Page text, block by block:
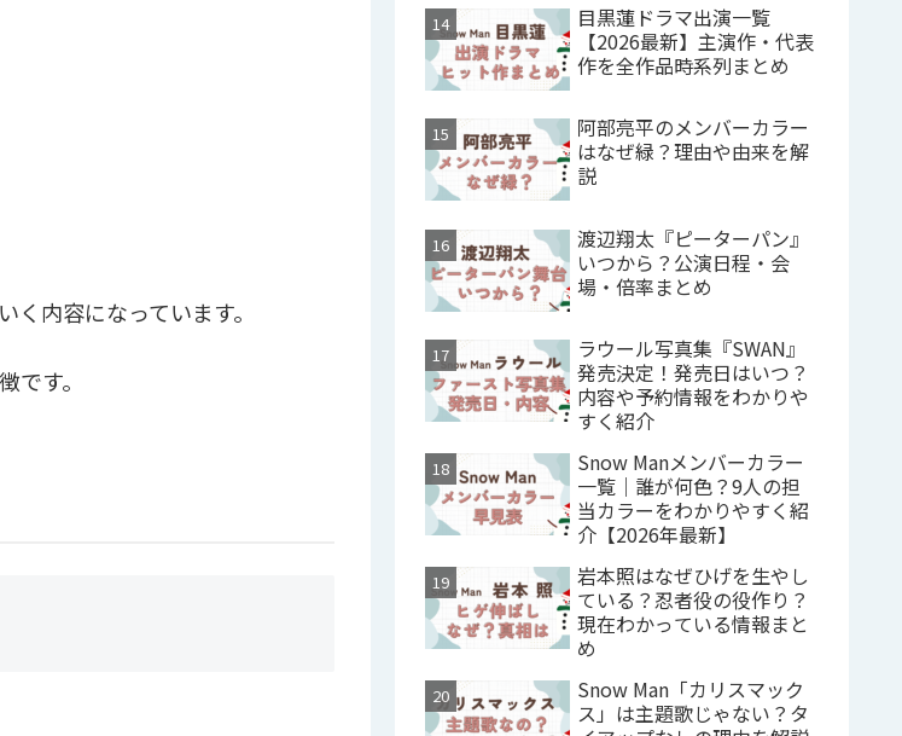
内容になっています。
す。
目黒蓮ドラマ出演一覧
【2026最新】主演作・代表
作を全作品時系列まとめ
阿部亮平のメンバーカラー
はなぜ緑？理由や由来を解
説
渡辺翔太『ピーターパン』
いつから？公演日程・会
場・倍率まとめ
ラウール写真集『SWAN』
発売決定！発売日はいつ？
内容や予約情報をわかりや
すく紹介
Snow Manメンバーカラー
一覧｜誰が何色？9人の担
当カラーをわかりやすく紹
介【2026年最新】
岩本照はなぜひげを生やし
ている？忍者役の役作り？
現在わかっている情報まと
め
Snow Man「カリスマック
ス」は主題歌じゃない？タ